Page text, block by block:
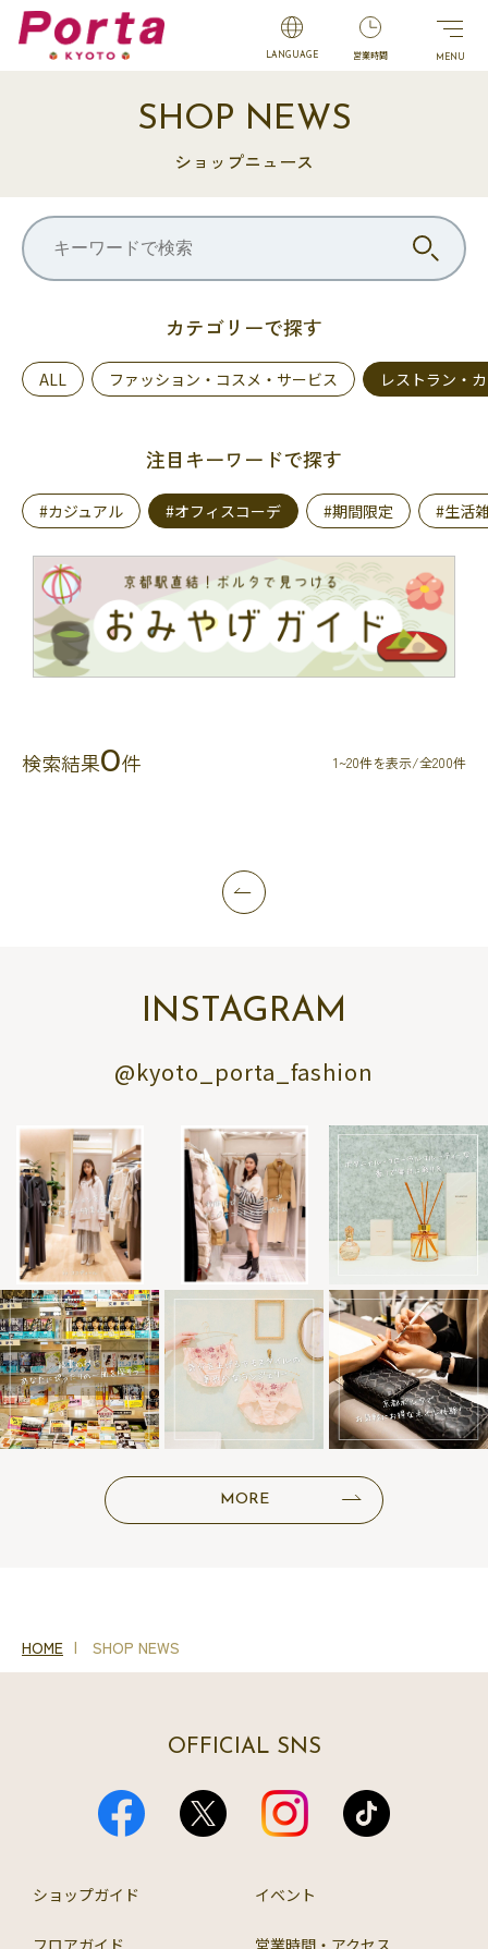
LANGUAGE 営業時間
SHOP NEWS
ショップニュース
カテゴリーで探す
ALL ファッション・コスメ・サービス レストラン・
注目キーワードで探す
#カジュアル #オフィスコーデ #期間限定 #生活
検索結果0件 1~20件を表示/全200件
INSTAGRAM
@kyoto_porta_fashion
MORE
HOME SHOP NEWS
OFFICIAL SNS
ショップガイド イベント
フロアガイド 営業時間・アクセス